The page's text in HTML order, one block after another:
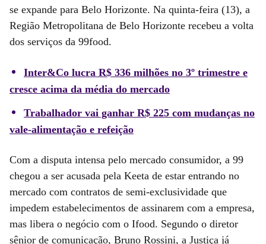
se expande para Belo Horizonte. Na quinta-feira (13), a
Região Metropolitana de Belo Horizonte recebeu a volta
dos serviços da 99food.
Inter&Co lucra R$ 336 milhões no 3º trimestre e
cresce acima da média do mercado
Trabalhador vai ganhar R$ 225 com mudanças no
vale-alimentação e refeição
Com a disputa intensa pelo mercado consumidor, a 99
chegou a ser acusada pela Keeta de estar entrando no
mercado com contratos de semi-exclusividade que
impedem estabelecimentos de assinarem com a empresa,
mas libera o negócio com o Ifood. Segundo o diretor
sênior de comunicação, Bruno Rossini, a Justiça já